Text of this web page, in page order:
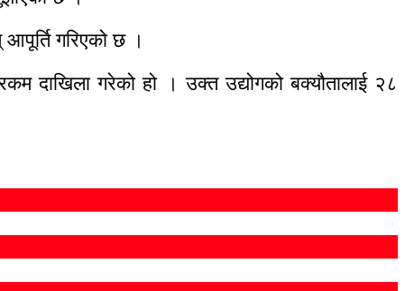
गरिएको छ ।
दाखिला गरेको हो । उक्त उद्योगको बक्यौतालाई २८